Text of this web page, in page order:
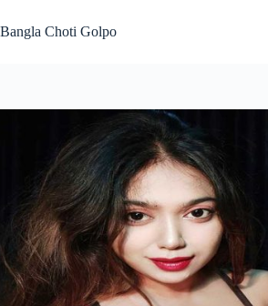
to
content
Bangla Choti Golpo